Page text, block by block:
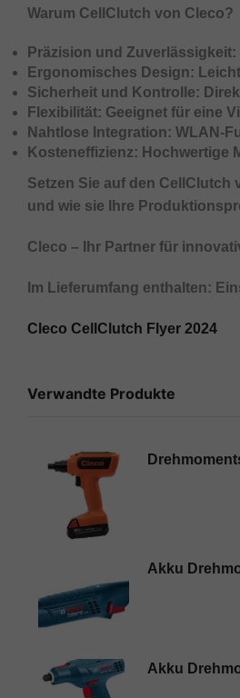
Warum CellClutch von Cleco?
Präzision und Zuverlässigkeit:
Ergonomisches Design:
Sicherheit und Kontrolle:
Flexibilität: Geeignet für eine
Nahtlose Integration: WLAN-
Kosteneffizienz: Hochwertige
Setzen Sie auf den
und wie sie Ihre
Cleco – Ihr Partner für
Im Lieferumfang enthalten:
Cleco CellClutch Flyer 2024
Verwandte Produkte
Akku
Akku